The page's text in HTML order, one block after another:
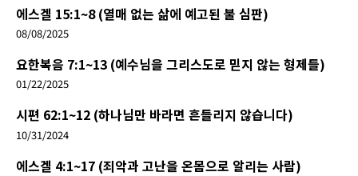
에스겔 15:1~8 (열매 없는 삶에 예고된 불 심판)
08/08/2025
요한복음 7:1~13 (예수님을 그리스도로 믿지 않는 형제들)
01/22/2025
시편 62:1~12 (하나님만 바라면 흔들리지 않습니다)
10/31/2024
에스겔 4:1~17 (죄악과 고난을 온몸으로 알리는 사람)